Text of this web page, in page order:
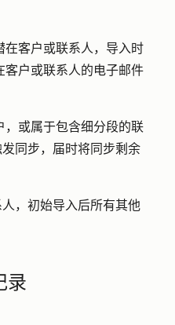
在客户或联系人，导入时
客户或联系人的电子邮件
，或属于包含细分段的联
同步，届时将同步剩余
，初始导入后所有其他
录